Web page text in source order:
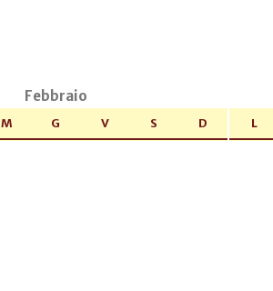
Febbraio
M G V S D L